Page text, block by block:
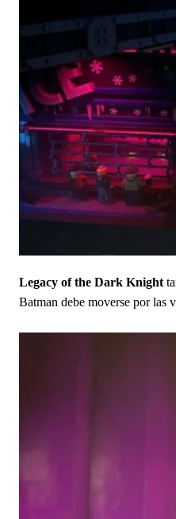
Legacy of the Dark Knight
Batman debe moverse por las